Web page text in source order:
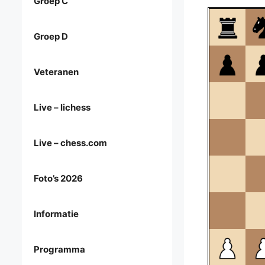
Groep D
Veteranen
Live – lichess
Live – chess.com
Foto’s 2026
Informatie
Programma